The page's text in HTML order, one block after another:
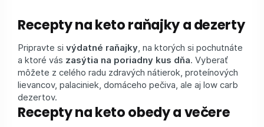
Recepty na keto raňajky a dezerty
Pripravte si výdatné raňajky , na ktorých si pochutnáte
a ktoré vás zasýtia na poriadny kus dňa. Vyberať
môžete z celého radu zdravých nátierok, proteínových
lievancov, palaciniek, domáceho pečiva, ale aj low carb
dezertov.
Recepty na keto obedy a večere